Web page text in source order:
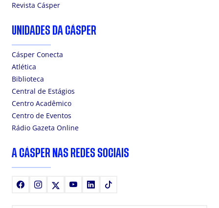
Revista Cásper
UNIDADES DA CÁSPER
Cásper Conecta
Atlética
Biblioteca
Central de Estágios
Centro Acadêmico
Centro de Eventos
Rádio Gazeta Online
A CÁSPER NAS REDES SOCIAIS
FacebookInstagram YoutubeLinkedIn